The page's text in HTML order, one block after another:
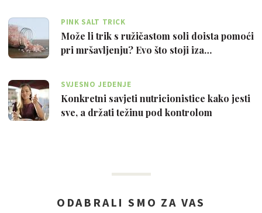
PINK SALT TRICK
Može li trik s ružičastom soli doista pomoći
pri mršavljenju? Evo što stoji iza…
SVJESNO JEDENJE
Konkretni savjeti nutricionistice kako jesti
sve, a držati težinu pod kontrolom